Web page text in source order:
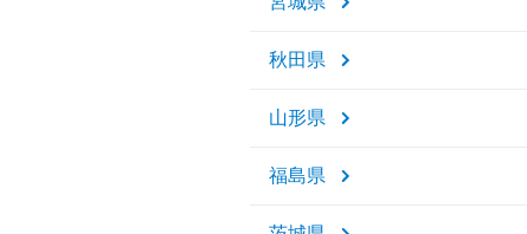
秋田県
山形県
福島県